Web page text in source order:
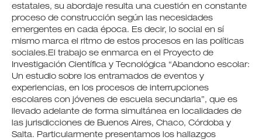
estatales, su abordaje resulta una cuestión en constante
proceso de construcción según las necesidades
emergentes en cada época. Es decir, lo social en sí
mismo marca el ritmo de estos procesos en las políticas
sociales.El trabajo se enmarca en el Proyecto de
Investigación Científica y Tecnológica “Abandono escolar:
Un estudio sobre los entramados de eventos y
experiencias, en los procesos de interrupciones
escolares con jóvenes de escuela secundaria”, que es
llevado adelante de forma simultánea en localidades de
las jurisdicciones de Buenos Aires, Chaco, Córdoba y
Salta. Particularmente presentamos los hallazgos